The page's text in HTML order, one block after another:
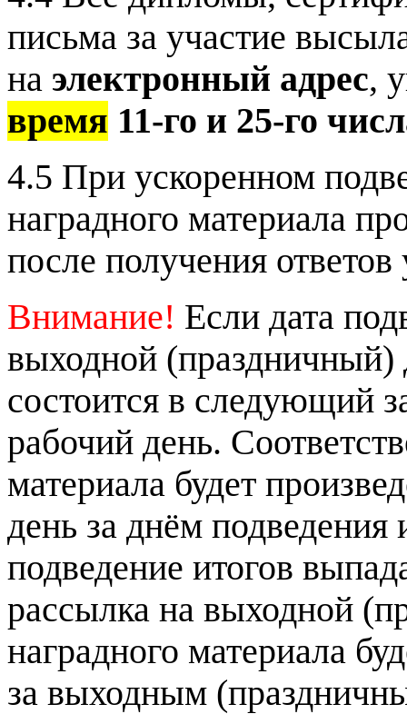
письма за участие
на электронный адрес,
время 11-го и 25-го
4.5 При ускоренном
наградного материала
после получения
Внимание! Если дата
выходной (праздничный)
состоится в следующий
рабочий день.
материала будет
день за днём подведения
подведение итогов
рассылка на выходной
наградного материала
за выходным